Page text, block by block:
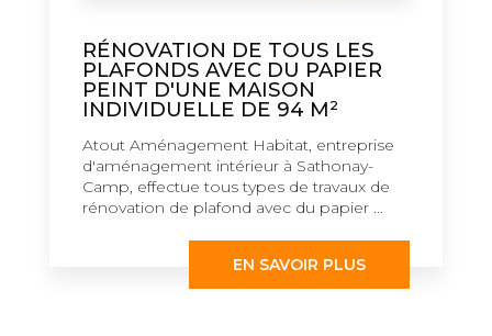
RÉNOVATION DE TOUS LES
PLAFONDS AVEC DU PAPIER
PEINT D'UNE MAISON
INDIVIDUELLE DE 94 M²
Atout Aménagement Habitat, entreprise
d'aménagement intérieur à Sathonay-
Camp, effectue tous types de travaux de
rénovation de plafond avec du papier ...
EN SAVOIR PLUS